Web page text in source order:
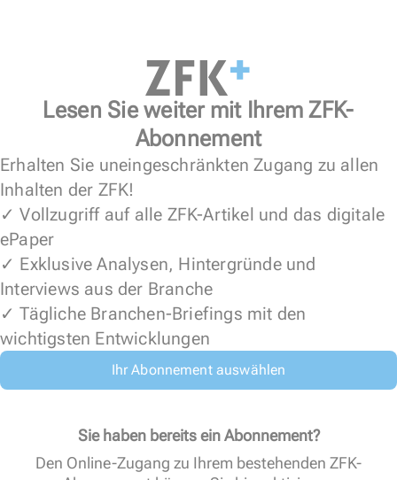
Lesen Sie weiter mit Ihrem ZFK-
Abonnement
Erhalten Sie uneingeschränkten Zugang zu allen
Inhalten der ZFK!
✓ Vollzugriff auf alle ZFK-Artikel und das digitale
ePaper
✓ Exklusive Analysen, Hintergründe und
Interviews aus der Branche
✓ Tägliche Branchen-Briefings mit den
wichtigsten Entwicklungen
Ihr Abonnement auswählen
Sie haben bereits ein Abonnement?
Den Online-Zugang zu Ihrem bestehenden ZFK-